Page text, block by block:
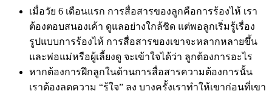
เพราะเรา ไม่สามารถอยู่กับเขาไปได้ตลอด
อยากให้ลูกใช้ชีวิต
ได้ในวันข้างหน้าโดยไม่มีเรา
ดังนั้น การฝึกให้เด็กๆ ให้คิดเป็น แก้ไขปัญหาเองเป็น จึงเป็นสิ่งที่
จำเป็น และเริ่มต้นได้ง่ายๆ ด้วยการฝึกลูกให้คิดอย่างเป็นระบบ
จะฝึกอย่างไรได้บ้างนั้น ไปดูกันเลยค่ะ